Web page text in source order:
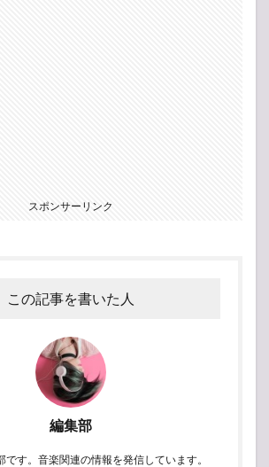
スポンサーリンク
この記事を書いた人
編集部
です。音楽関連の情報を発信しています。